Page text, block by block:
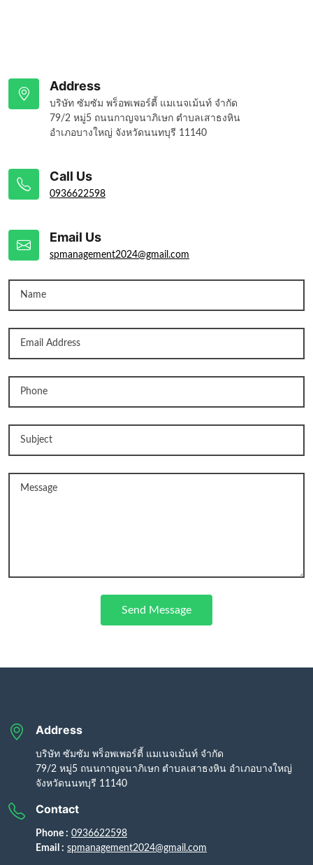
Address
บริษัท ซัมซัม พร็อพเพอร์ตี้ แมเนจเม้นท์ จำกัด
79/2 หมู่5 ถนนกาญจนาภิเษก ตำบลเสาธงหิน
อำเภอบางใหญ่ จังหวัดนนทบุรี 11140
Call Us
0936622598
Email Us
spmanagement2024@gmail.com
Send Message
Address
บริษัท ซัมซัม พร็อพเพอร์ตี้ แมเนจเม้นท์ จำกัด
79/2 หมู่5 ถนนกาญจนาภิเษก ตำบลเสาธงหิน อำเภอบางใหญ่
จังหวัดนนทบุรี 11140
Contact
Phone : 0936622598
Email : spmanagement2024@gmail.com